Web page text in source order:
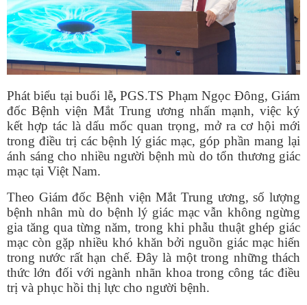
Phát biểu tại buổi lễ,PGS.TS Phạm Ngọc Đông, Giám
đốc Bệnh viện Mắt Trung ương nhấn mạnh, việc ký
kết hợp tác là dấu mốc quan trọng, mở ra cơ hội mới
trong điều trị các bệnh lý giác mạc, góp phần mang lại
ánh sáng cho nhiều người bệnh mù do tổn thương giác
mạc tại Việt Nam.
Theo Giám đốc Bệnh viện Mắt Trung ương, số lượng
bệnh nhân mù do bệnh lý giác mạc vẫn không ngừng
gia tăng qua từng năm, trong khi phẫu thuật ghép giác
mạc còn gặp nhiều khó khăn bởi nguồn giác mạc hiến
trong nước rất hạn chế. Đây là một trong những thách
thức lớn đối với ngành nhãn khoa trong công tác điều
trị và phục hồi thị lực cho người bệnh.